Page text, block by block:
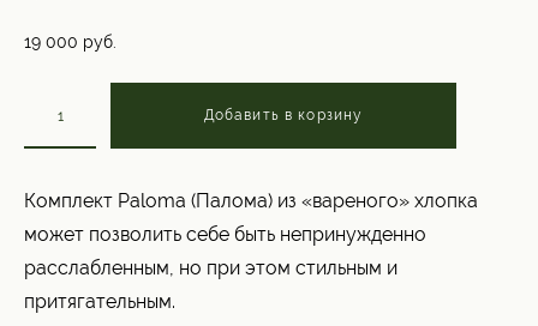
19 000 pуб.
Добавить в корзину
Комплект Paloma (Палома) из «вареного» хлопка
может позволить себе быть непринужденно
расслабленным, но при этом стильным и
притягательным.